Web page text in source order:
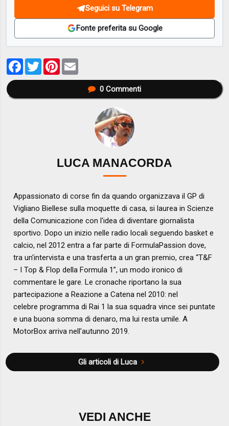
Seguici su Telegram
Fonte preferita su Google
Facebook
TwitterPinterest
0Commenti
LUCA MANACORDA
Appassionato di corse fin da quando organizzava il GP di
Vigliano Biellese sulla moquette di casa, si laurea in Scienze
della Comunicazione con l'idea di diventare giornalista
sportivo. Dopo un inizio nelle radio locali seguendo basket e
calcio, nel 2012 entra a far parte di FormulaPassion dove,
tra un'intervista e una trasferta a un gran premio, crea “T&F
– I Top & Flop della Formula 1”, un modo ironico di
commentare le gare. Le cronache riportano la sua
partecipazione a Reazione a Catena nel 2010: nel
celebre programma di Rai 1 la sua squadra vince sei puntate
e una buona somma di denaro, ma lui resta umile. A
MotorBox arriva nell'autunno 2019.
Gli articoli di Luca
VEDI ANCHE